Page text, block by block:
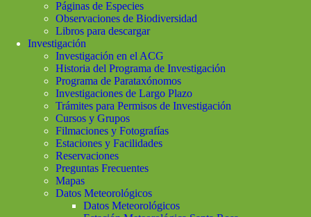
Páginas de Especies
Observaciones de Biodiversidad
Libros para descargar
Investigación
Investigación en el ACG
Historia del Programa de Investigación
Programa de Parataxónomos
Investigaciones de Largo Plazo
Trámites para Permisos de Investigación
Cursos y Grupos
Filmaciones y Fotografías
Estaciones y Facilidades
Reservaciones
Preguntas Frecuentes
Mapas
Datos Meteorológicos
Datos Meteorológicos